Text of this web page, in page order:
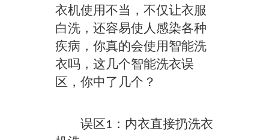
衣机使用不当，不仅让衣服
白洗，还容易使人感染各种
疾病，你真的会使用智能洗
衣吗，这几个智能洗衣误
区，你中了几个？
误区1：内衣直接扔洗衣